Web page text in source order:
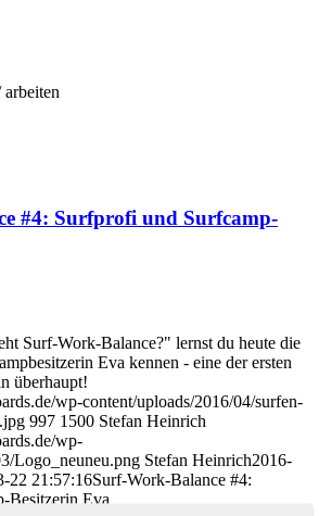
arbeiten
#4: Surfprofi und Surfcamp-
Surf-Work-Balance?" lernst du heute die
Eva kennen - eine der ersten
überhaupt!
wp-content/uploads/2016/04/surfen-
997 1500 Stefan Heinrich
wp-
Logo_neuneu.png Stefan Heinrich2016-
22 21:57:16Surf-Work-Balance #4:
Besitzerin Eva